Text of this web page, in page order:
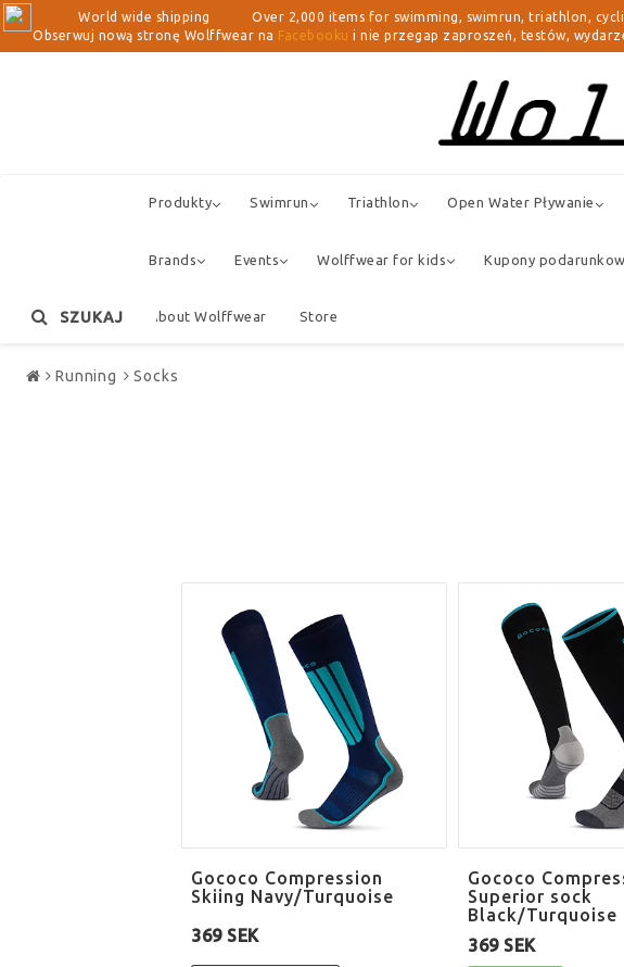
World wide shipping Over 2,000 items for swimming, swimrun, triathlon,
Obserwuj nową stronę Wolffwear na Facebooku i nie przegap zaproszeń, testów,
Produkty Swimrun Triathlon Open Water Pływanie
Brands Events Wolffwear for kids Kupony
About Wolffwear Store
SZUKAJ
Running Socks
Gococo Compression
Skiing Navy/Turquoise
369 SEK
Gococo
Superior sock
Black/Turquoise
369 SEK